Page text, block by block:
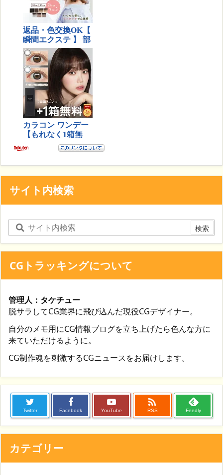
サイト内検索
CGトラッキングについて
管理人：タケチュー
脱サラしてCG業界に飛び込んだ現役CGデザイナー。
自分のメモ用にCG情報ブログを立ち上げたら色んな方に
来ていただけるように。
CG制作魂を刺激するCGニュースをお届けします。
Twitter Facebook YouTube

RSS Feedly
カテゴリー